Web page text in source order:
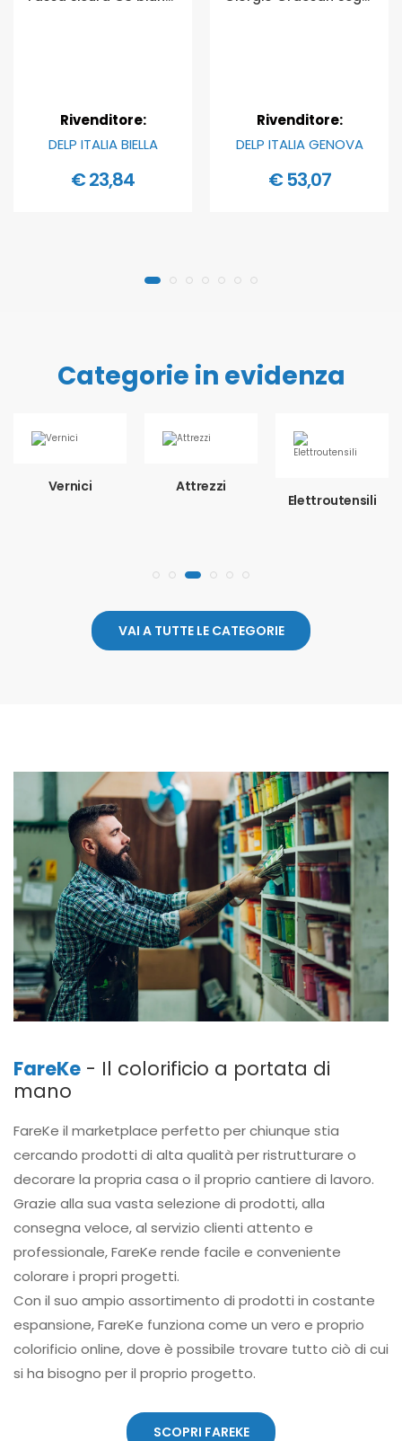
Rivenditore:
DELP ITALIA BIELLA
€ 23,84
Rivenditore:
DELP ITALIA GENOVA
€ 53,07
Categorie in evidenza
Vernici
Attrezzi
Elettroutensili
VAI A TUTTE LE CATEGORIE
FareKe - Il colorificio a portata di
mano
FareKe il marketplace perfetto per chiunque stia
cercando prodotti di alta qualità per ristrutturare o
decorare la propria casa o il proprio cantiere di lavoro.
Grazie alla sua vasta selezione di prodotti, alla
consegna veloce, al servizio clienti attento e
professionale, FareKe rende facile e conveniente
colorare i propri progetti.
Con il suo ampio assortimento di prodotti in costante
espansione, FareKe funziona come un vero e proprio
colorificio online, dove è possibile trovare tutto ciò di cui
si ha bisogno per il proprio progetto.
SCOPRI FAREKE